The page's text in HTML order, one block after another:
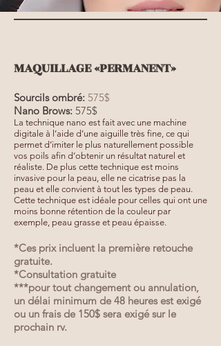
MAQUILLAGE «PERMANENT»
Sourcils ombré: 575$
Nano Brows: 575$
La technique nano est fait avec une machine
digitale à l’aide d’une aiguille très fine, ce qui
permet d’imiter le plus naturellement possible
vos poils afin d’obtenir un résultat naturel et
réaliste. De plus cette technique est moins
invasive pour la peau, elle ne cicatrise pas la
peau et elle convient à tout les types de peau.
Cette technique est idéale pour celles qui ont une
moins bonne rétention de la couleur par
exemple, peau grasse et peau épaisse.
*Ces prix incluent la première retouche
gratuite.
*Consultation gratuite
***pour tout changement ou annulation,
un délai minimum de 48 heures est exigé
ou un frais de 150$ sera exigé sur le
prochain rv.